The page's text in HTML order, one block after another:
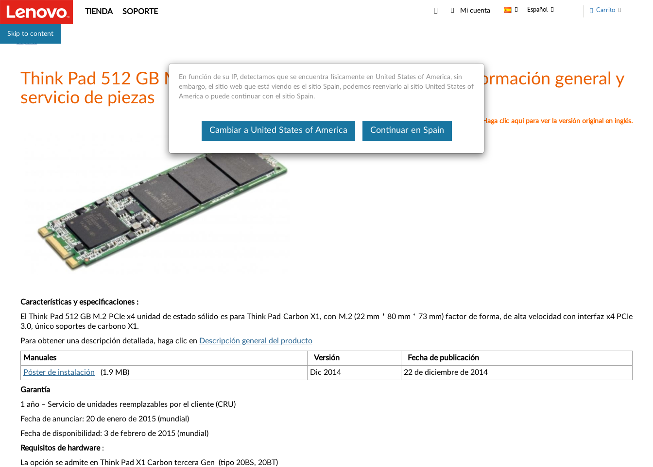
Skip to content
TIENDA SOPORTE Mi cuenta Español Carrito
Think Pad 512 GB M.2 PCIe x4 unidad de estado sólido - Información general y
servicio de piezas
Este es un artículo traducido automáticamente. Haga clic aquí para ver la versión original en inglés.
Características y especificaciones :
El Think Pad 512 GB M.2 PCIe x4 unidad de estado sólido es para Think Pad Carbon X1, con M.2 (22 mm * 80 mm * 73 mm) factor de forma, de alta velocidad con interfaz x4 PCIe
3.0, único soportes de carbono X1.
Para obtener una descripción detallada, haga clic en Descripción general del producto
Manuales Versión
Fecha de publicación
Póster de instalación (1.9 MB) Dic 2014 22 de diciembre de 2014
Garantía
1 año – Servicio de unidades reemplazables por el cliente (CRU)
Fecha de anunciar: 20 de enero de 2015 (mundial)
Fecha de disponibilidad: 3 de febrero de 2015 (mundial)
Requisitos de hardware:
La opción se admite en Think Pad X1 Carbon tercera Gen (tipo 20BS, 20BT)
En función de su IP, detectamos que se encuentra físicamente en United States of America, sin
embargo, el sitio web que está viendo es el sitio Spain, podemos reenviarlo al sitio United States of
America o puede continuar con el sitio Spain.
Cambiar a United States of America Continuar en Spain